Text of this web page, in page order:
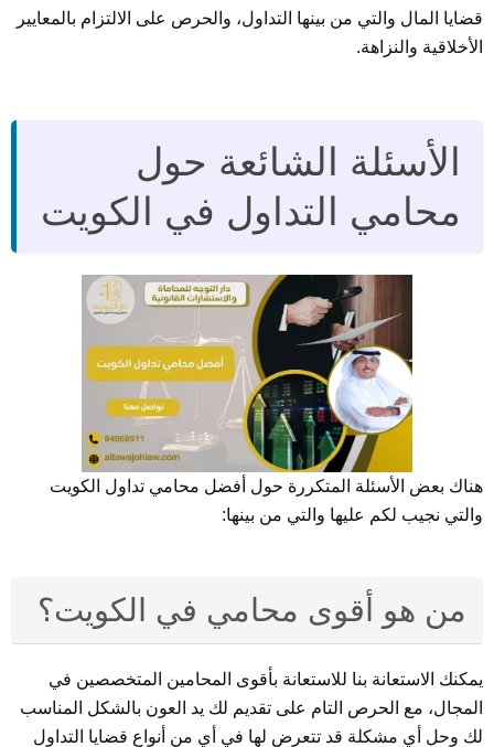
قضايا المال والتي من بينها التداول، والحرص على الالتزام بالمعايير
الأخلاقية والنزاهة.
الأسئلة الشائعة حول
محامي التداول في الكويت
هناك بعض الأسئلة المتكررة حول أفضل محامي تداول الكويت
والتي نجيب لكم عليها والتي من بينها:
من هو أقوى محامي في الكويت؟
يمكنك الاستعانة بنا للاستعانة بأقوى المحامين المتخصصين في
المجال، مع الحرص التام على تقديم لك يد العون بالشكل المناسب
لك وحل أي مشكلة قد تتعرض لها في أي من أنواع قضايا التداول